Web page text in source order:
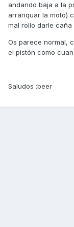
andando baja a la
arranquar la moto)
mal rollo darle
Os parece normal,
el pistón como
Saludos :beer